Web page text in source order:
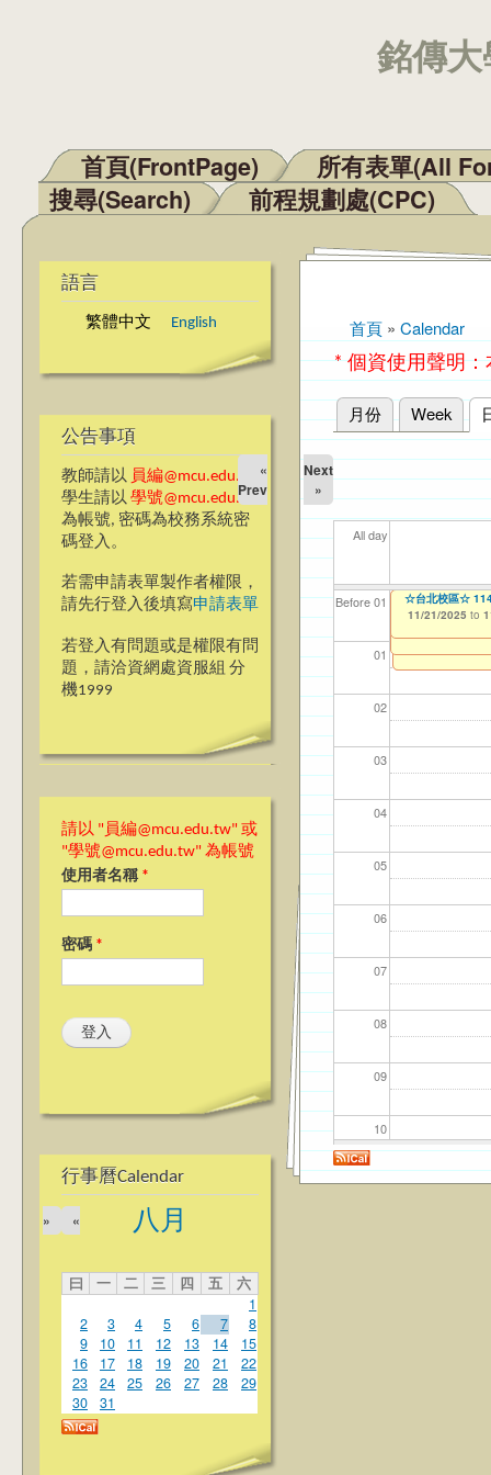
銘傳
主選單
首頁(FrontPage)
所有表單(All
搜尋(Search)
前程規劃處(CPC)
語言
繁體中文 English
公告事項
教師請以 員編@mcu.edu.tw
學生請以 學號@mcu.edu.tw
為帳號, 密碼為校務系統密
碼登入。
若需申請表單製作者權限，
請先行登入後填寫申請表單
若登入有問題或是權限有問
題，請洽資網處資服組 分
機1999
請以 "員編@mcu.edu.tw" 或
"學號@mcu.edu.tw" 為帳號
使用者名稱 *
密碼 *
行事曆Calendar
八月
«
»
曰 一 二 三 四 五
六
1
2
3 4 5 6 7
8
9
10 11 12 13 14
15
16
17 18 19 20 21
22
23
24 25 26 27 28
29
30
31
您在這裡
首頁 » Calendar
* 個資使用聲明
主要索引標籤
月份 Week
«
Prev
Next
»
All day
Before 01
01
02
03
04
05
06
07
08
09
10
11
【資網處】
整合系統～表單
【財務處】工讀
11/12/2021 to
【財務處】漏打
錄
114
04/
114
02/
114
03/
【學
07/
114
09/
【教學暨學習資
會學嗎？」
☆台北校區☆
11/21/2025 to